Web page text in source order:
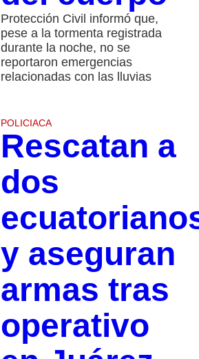
Protección Civil informó que,
pese a la tormenta registrada
durante la noche, no se
reportaron emergencias
relacionadas con las lluvias
POLICIACA
Rescatan a
dos
y aseguran
armas tras
operativo